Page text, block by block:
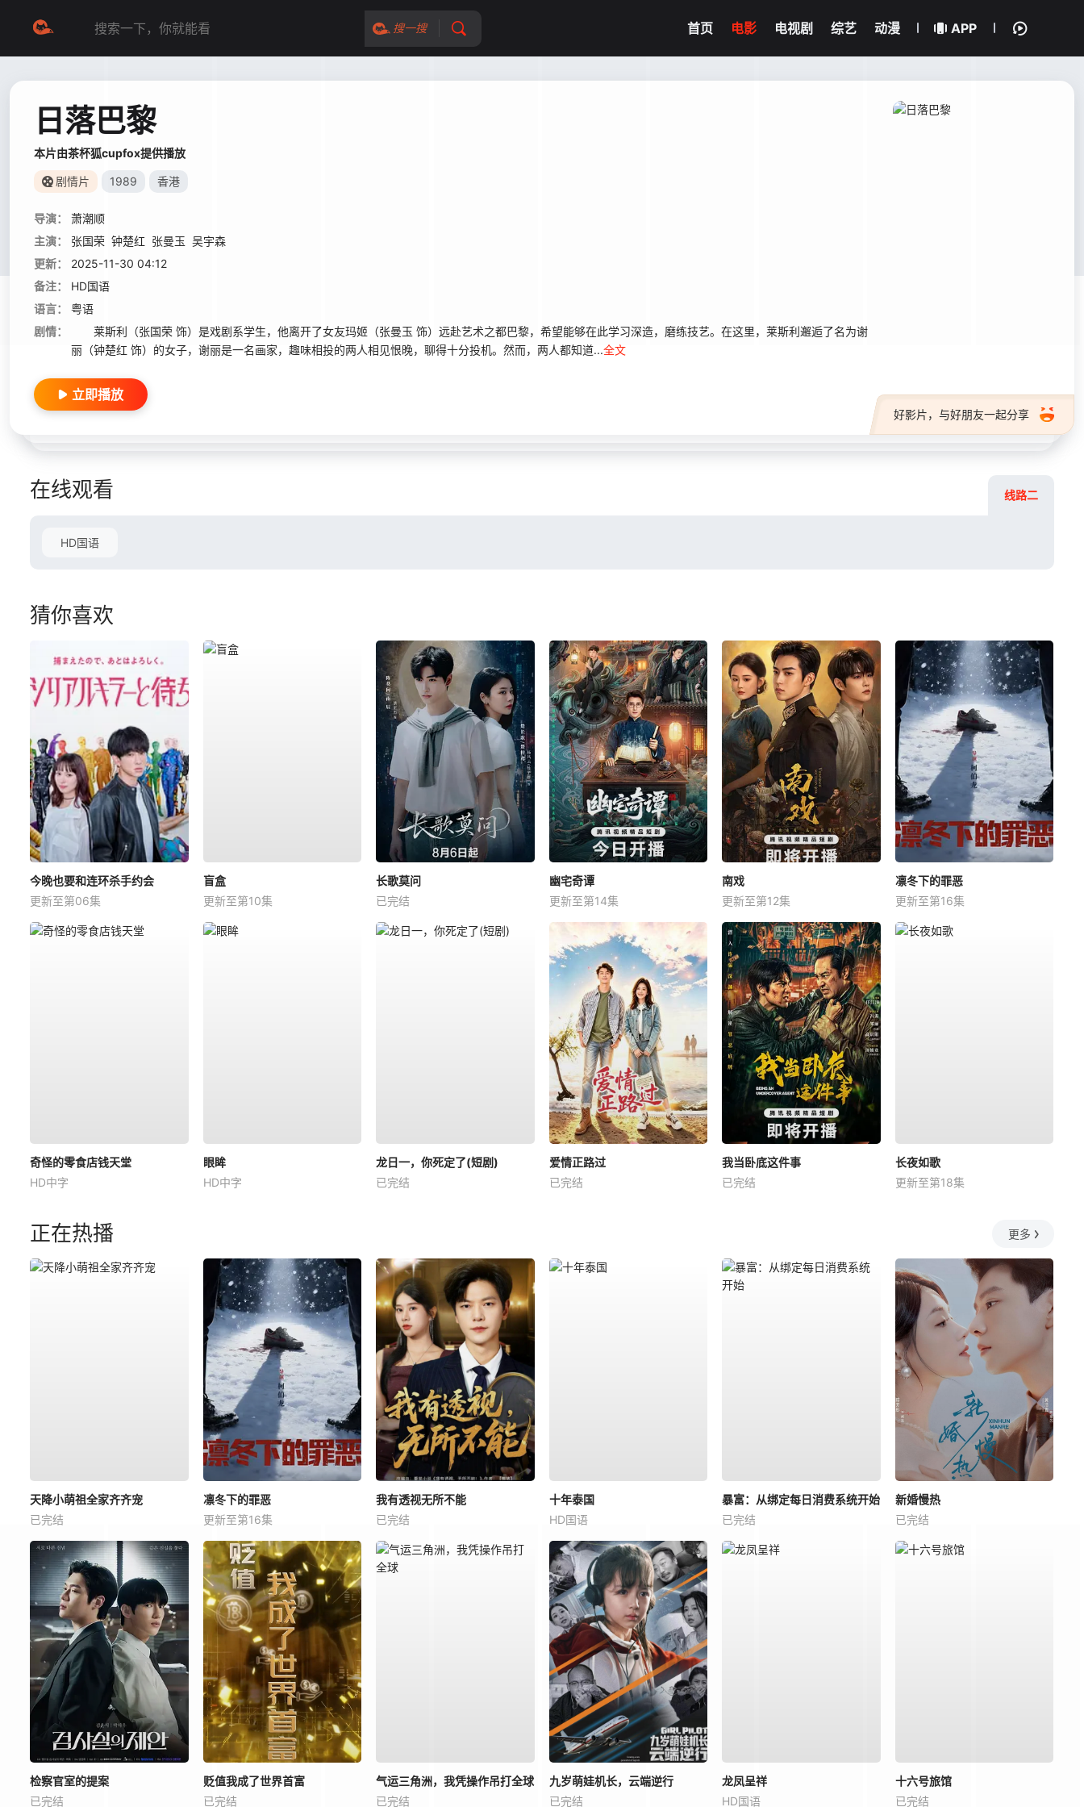
搜一搜 首页 电影 电视剧 综艺 动漫 APP
日落巴黎
本片由茶杯狐cupfox提供播放
剧情片 1989 香港
导演：
萧潮顺
主演：
张国荣 钟楚红 张曼玉 吴宇森
更新：
2025-11-30 04:12
备注：
HD国语
语言：
粤语
剧情：
莱斯利（张国荣 饰）是戏剧系学生，他离开了女友玛姬（张曼玉 饰）远赴艺术之都巴黎，希望能够在此学习深造，磨练技艺。在这里，莱斯利邂逅了名为谢
丽（钟楚红 饰）的女子，谢丽是一名画家，趣味相投的两人相见恨晚，聊得十分投机。然而，两人都知道...全文
好影片，与好朋友一起分享
立即播放
在线观看 线路二
HD国语
猜你喜欢
今晚也要和连环杀手约会
更新至第06集
盲盒
更新至第10集
长歌莫问
已完结
幽宅奇谭
更新至第14集
南戏
更新至第12集
凛冬下的罪恶
更新至第16集
奇怪的零食店钱天堂
HD中字
眼眸
HD中字
龙日一，你死定了(短剧)
已完结
爱情正路过
已完结
我当卧底这件事
已完结
长夜如歌
更新至第18集
正在热播 更多
天降小萌祖全家齐齐宠
已完结
凛冬下的罪恶
更新至第16集
我有透视无所不能
已完结
十年泰国
HD国语
暴富：从绑定每日消费系统开始
已完结
新婚慢热
已完结
检察官室的提案
已完结
贬值我成了世界首富
已完结
气运三角洲，我凭操作吊打全球
已完结
九岁萌娃机长，云端逆行
已完结
龙凤呈祥
HD国语
十六号旅馆
已完结